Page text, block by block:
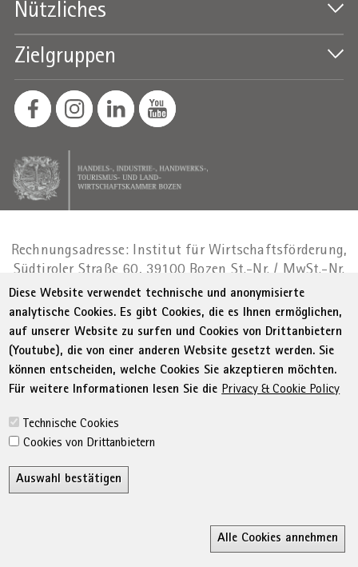
Nützliches
Zielgruppen
Rechnungsadresse: Institut für Wirtschaftsförderung,
Südtiroler Straße 60, 39100 Bozen St.-Nr. / MwSt.-Nr.
01716880214|administration-
as@bz.legalmail.camcom.it
Menu Footer
© WIFI Impressum Privacy
AGB
Erklärung zur Barrierefreiheit
Sitemap
Transparente Verwaltung
Cookie Policy
Diese Website verwendet technische und anonymisierte
analytische Cookies. Es gibt Cookies, die es Ihnen ermöglichen,
auf unserer Website zu surfen und Cookies von Drittanbietern
(Youtube), die von einer anderen Website gesetzt werden. Sie
können entscheiden, welche Cookies Sie akzeptieren möchten.
Für weitere Informationen lesen Sie die Privacy & Cookie Policy
Technische Cookies
Cookies von Drittanbietern
Auswahl bestätigen
Alle Cookies annehmen